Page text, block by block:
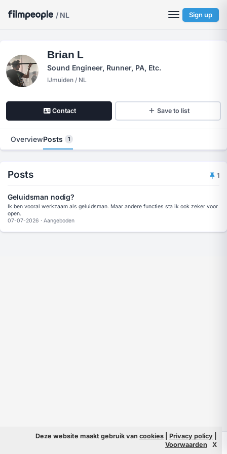
/ NL Sign up
Brian L
Sound Engineer, Runner, PA, Etc.
IJmuiden / NL
Contact Save to list
OverviewPosts 1
Posts 1
Geluidsman nodig?
Ik ben vooral werkzaam als geluidsman. Maar andere functies sta ik ook zeker voor
open.
07-07-2026 ·Aangeboden
Info
Deze website maakt gebruik van cookies Privacy policy
Voorwaarden
X